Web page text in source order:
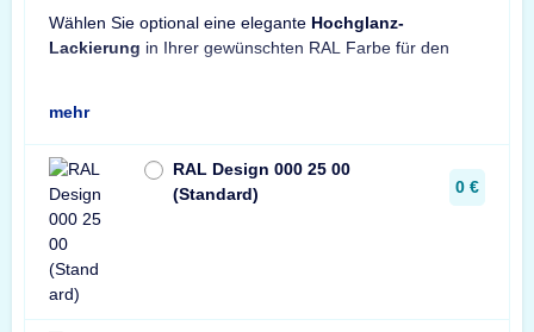
Wählen Sie optional eine elegante Hochglanz-
Lackierung in Ihrer gewünschten RAL Farbe für den
mehr
RAL Design 000 25 00
(Standard)
0 €